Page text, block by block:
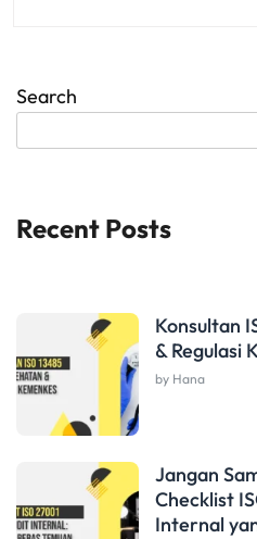
Search
Recent Posts
Konsultan
& Regulasi
by Hana
Jangan
Checklist
Internal